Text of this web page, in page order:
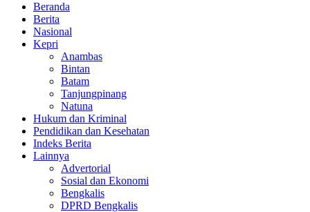
Beranda
Berita
Nasional
Kepri
Anambas
Bintan
Batam
Tanjungpinang
Natuna
Hukum dan Kriminal
Pendidikan dan Kesehatan
Indeks Berita
Lainnya
Advertorial
Sosial dan Ekonomi
Bengkalis
DPRD Bengkalis